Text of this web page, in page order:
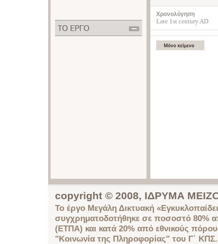
Χρονολόγηση
Late 1st century AD
copyright © 2008, ΙΔΡΥΜΑ
Το έργο Μεγάλη Δικτυακή
συγχρηματοδοτήθηκε σε ποσοστό 80%
(ΕΤΠΑ) και κατά 20% από εθνικούς
"Κοινωνία της Πληροφορίας" του Γ΄ ΚΠΣ.